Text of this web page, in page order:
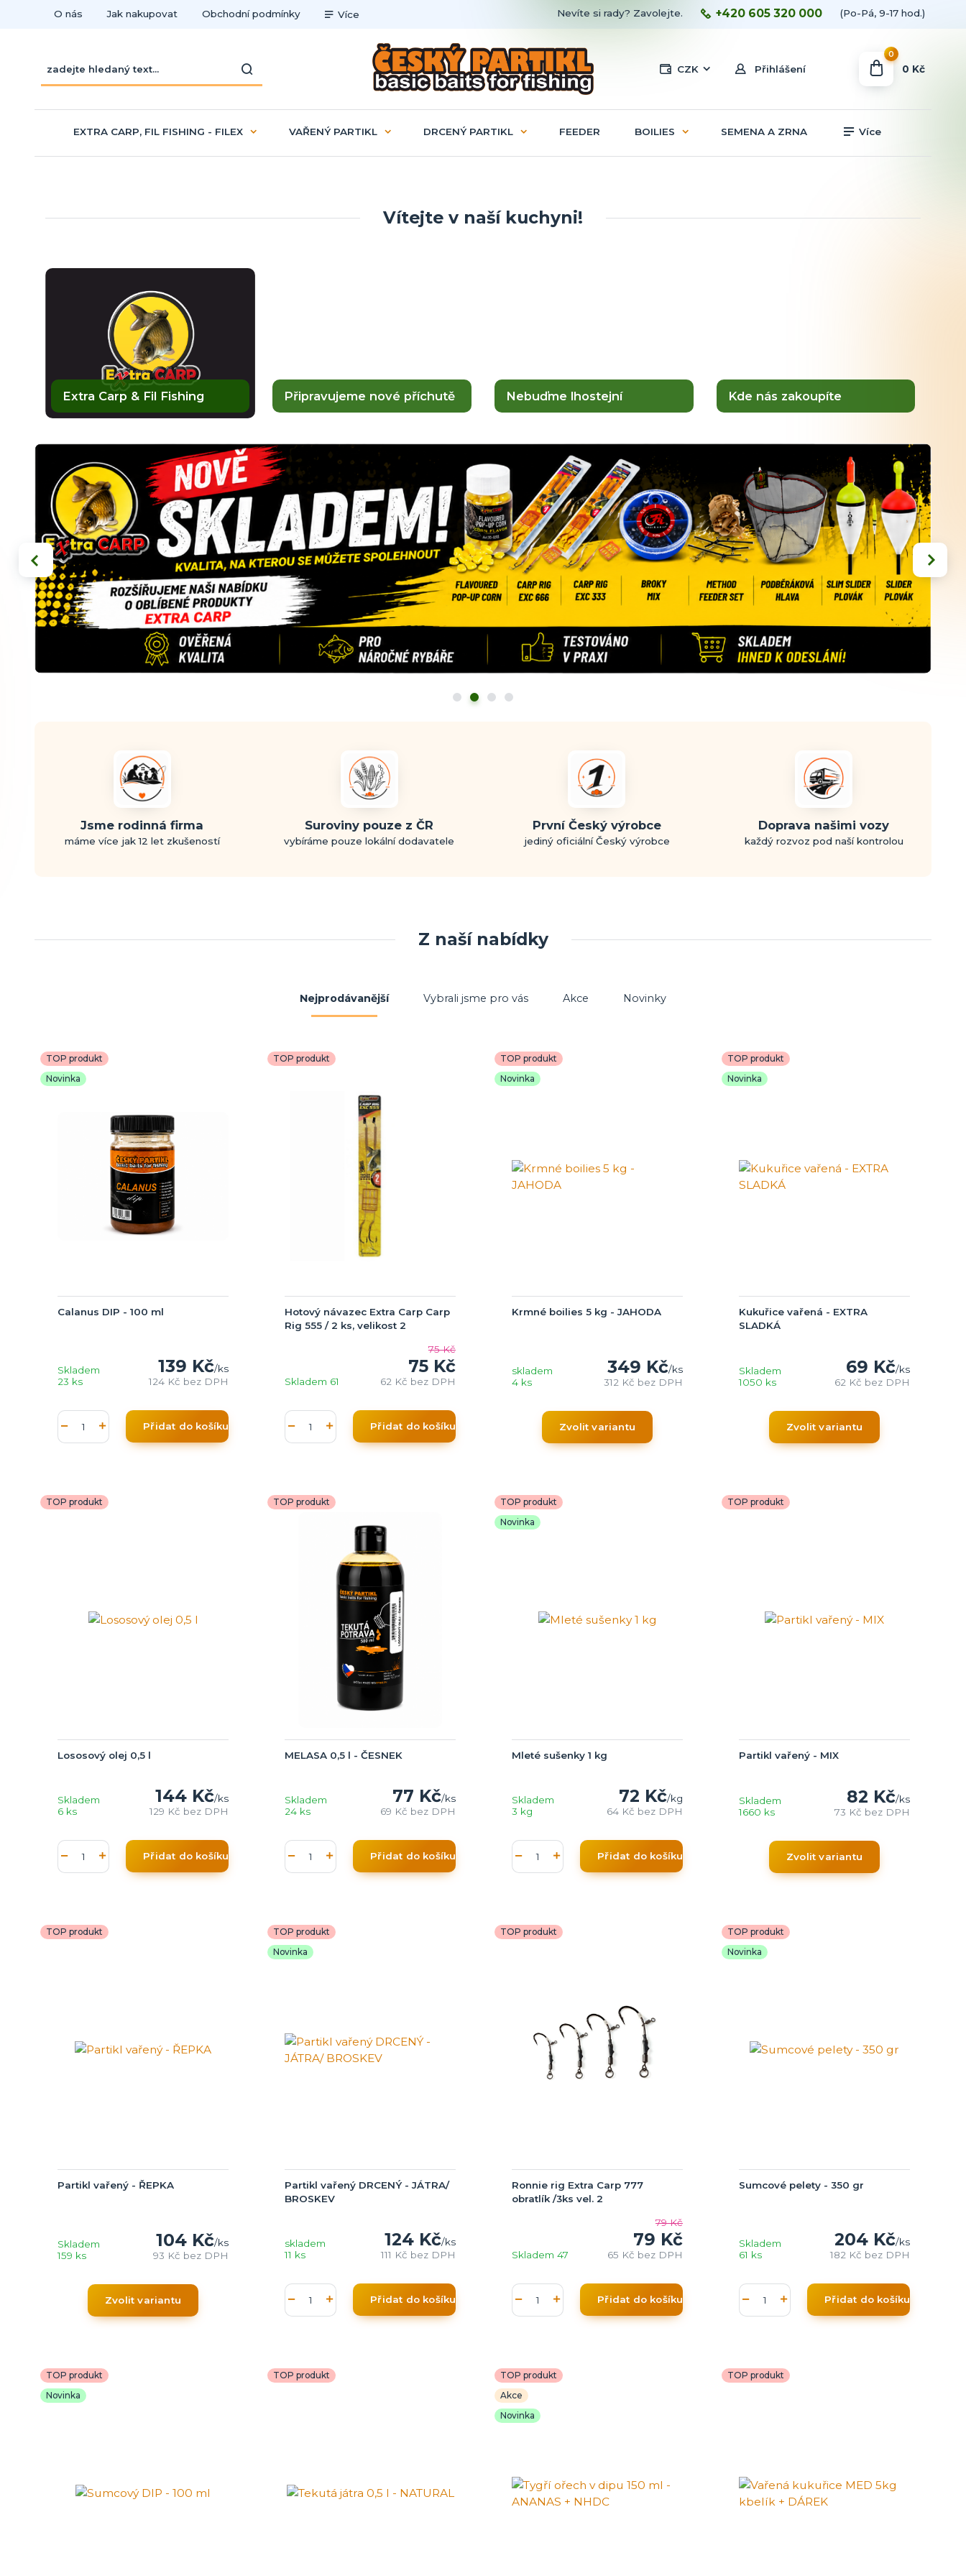
O nás Jak nakupovat Obchodní podmínky Více
CZK Přihlášení
Nevíte si rady? Zavolejte. +420 605 320 000 (Po-Pá, 9-17 hod.)
0
0 Kč
EXTRA CARP, FIL FISHING - FILEX VAŘENÝ PARTIKL DRCENÝ PARTIKL FEEDER BOILIES SEMENA A ZRNA Více
Vítejte v naší kuchyni!
Extra Carp & Fil Fishing Připravujeme nové příchutě Nebuďme lhostejní Kde nás zakoupíte
Jsme rodinná firma
máme více jak 12 let zkušeností
Suroviny pouze z ČR
vybíráme pouze lokální dodavatele
První Český výrobce
jediný oficiální Český výrobce
Doprava našimi vozy
každý rozvoz pod naší kontrolou
Z naší nabídky
Nejprodávanější Vybrali jsme pro vás Akce Novinky
TOP produkt
Novinka
Calanus DIP - 100 ml
139 Kč/ks
124 Kč bez DPH
Skladem
23 ks
Přidat do košíku
TOP produkt
Hotový návazec Extra Carp Carp
Rig 555 / 2 ks, velikost 2
75 Kč
75 Kč
62 Kč bez DPH
Skladem 61
Přidat do košíku
TOP produkt
Novinka
Krmné boilies 5 kg - JAHODA
349 Kč/ks
312 Kč bez DPH
skladem
4 ks
Zvolit variantu
TOP produkt
Novinka
Kukuřice vařená - EXTRA
SLADKÁ
69 Kč/ks
62 Kč bez DPH
Skladem
1050 ks
Zvolit variantu
TOP produkt
Lososový olej 0,5 l
144 Kč/ks
129 Kč bez DPH
Skladem
6 ks
Přidat do košíku
TOP produkt
MELASA 0,5 l - ČESNEK
77 Kč/ks
69 Kč bez DPH
Skladem
24 ks
Přidat do košíku
TOP produkt
Novinka
Mleté sušenky 1 kg
72 Kč/kg
64 Kč bez DPH
Skladem
3 kg
Přidat do košíku
TOP produkt
Partikl vařený - MIX
82 Kč/ks
73 Kč bez DPH
Skladem
1660 ks
Zvolit variantu
TOP produkt
Partikl vařený - ŘEPKA
104 Kč/ks
93 Kč bez DPH
Skladem
159 ks
Zvolit variantu
TOP produkt
Novinka
Partikl vařený DRCENÝ - JÁTRA/
BROSKEV
124 Kč/ks
111 Kč bez DPH
skladem
11 ks
Přidat do košíku
TOP produkt
Ronnie rig Extra Carp 777
obratlík /3ks vel. 2
79 Kč
79 Kč
65 Kč bez DPH
Skladem 47
Přidat do košíku
TOP produkt
Novinka
Sumcové pelety - 350 gr
204 Kč/ks
182 Kč bez DPH
Skladem
61 ks
Přidat do košíku
TOP produkt
Novinka
TOP produkt
TOP produkt
Akce
Novinka
TOP produkt